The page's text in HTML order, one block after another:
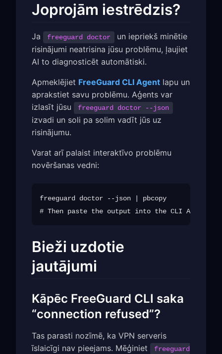
Joprojām iestrēdzis?
Ja freeguard doctor
un iepriekš minētie
risinājumi neatrisina jūsu problēmu, ļaujiet
AI to diagnosticēt automātiski.
Apmeklējiet FreeGuard CLI Agent lapu un
aprakstiet savu problēmu. Aģents var
izlasīt jūsu
freeguard doctor --json
izvadi un soli pa solim vadīt jūs uz
risinājumu.
Varat arī palaist interaktīvo problēmu
novēršanas vedni:
freeguard doctor --json | pbcopy
Bieži uzdotie
jautājumi
Kāpēc FreeGuard CLI saka
“connection refused”?
Tas parasti nozīmē, ka VPN serveris
īslaicīgi nav pieejams. Mēģiniet
freeguard